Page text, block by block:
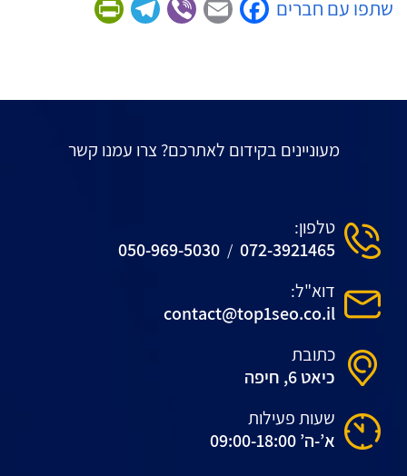
שתפו עם חברים Facebook
Email
Viber
Telegram
מעוניינים בקידום לאתרכם? צרו עמנו קשר
טלפון:
072-3921465
/
050-969-5030
דוא"ל:
contact@top1seo.co.il
כתובת
כיאט 6, חיפה
שעות פעילות
א’-ה’ 09:00-18:00